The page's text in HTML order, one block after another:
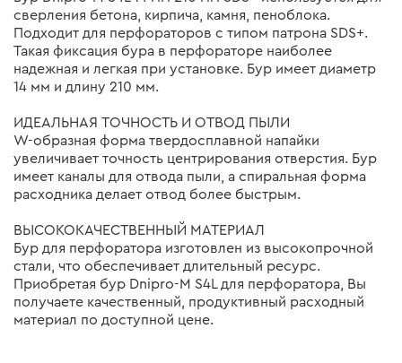
сверления бетона, кирпича, камня, пеноблока.
Подходит для перфораторов с типом патрона SDS+.
Такая фиксация бура в перфораторе наиболее
надежная и легкая при установке. Бур имеет диаметр
14 мм и длину 210 мм.
ИДЕАЛЬНАЯ ТОЧНОСТЬ И ОТВОД ПЫЛИ
W-образная форма твердосплавной напайки
увеличивает точность центрирования отверстия. Бур
имеет каналы для отвода пыли, а спиральная форма
расходника делает отвод более быстрым.
ВЫСОКОКАЧЕСТВЕННЫЙ МАТЕРИАЛ
Бур для перфоратора изготовлен из высокопрочной
стали, что обеспечивает длительный ресурс.
Приобретая бур Dnipro-M S4L для перфоратора, Вы
получаете качественный, продуктивный расходный
материал по доступной цене.